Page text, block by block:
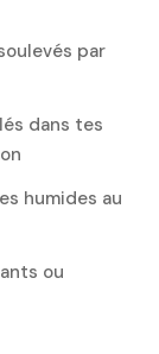
par
dans tes
humides au
ou